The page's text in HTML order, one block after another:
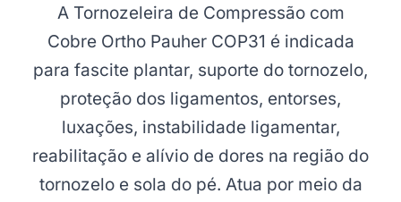
A Tornozeleira de Compressão com
Cobre Ortho Pauher COP31 é indicada
para fascite plantar, suporte do tornozelo,
proteção dos ligamentos, entorses,
luxações, instabilidade ligamentar,
reabilitação e alívio de dores na região do
tornozelo e sola do pé. Atua por meio da